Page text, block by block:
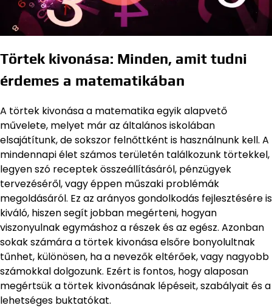
Törtek kivonása: Minden, amit tudni
érdemes a matematikában
A törtek kivonása a matematika egyik alapvető
művelete, melyet már az általános iskolában
elsajátítunk, de sokszor felnőttként is használnunk kell. A
mindennapi élet számos területén találkozunk törtekkel,
legyen szó receptek összeállításáról, pénzügyek
tervezéséről, vagy éppen műszaki problémák
megoldásáról. Ez az arányos gondolkodás fejlesztésére is
kiváló, hiszen segít jobban megérteni, hogyan
viszonyulnak egymáshoz a részek és az egész. Azonban
sokak számára a törtek kivonása elsőre bonyolultnak
tűnhet, különösen, ha a nevezők eltérőek, vagy nagyobb
számokkal dolgozunk. Ezért is fontos, hogy alaposan
megértsük a törtek kivonásának lépéseit, szabályait és a
lehetséges buktatókat.